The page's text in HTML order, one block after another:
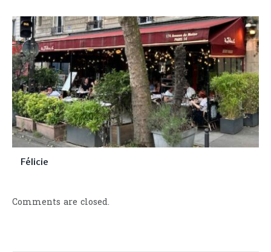
Félicie
Comments are closed.